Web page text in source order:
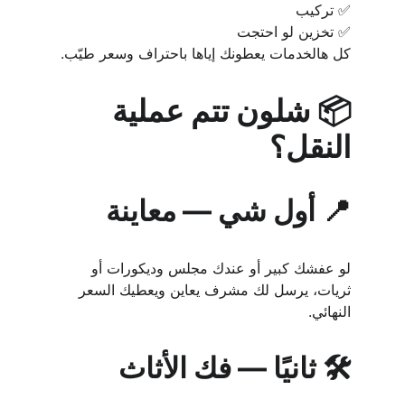
✅ تركيب
✅ تخزين لو احتجت
كل هالخدمات يعطونك إياها باحتراف وسعر طيّب.
📦 شلون تتم عملية
النقل؟
📍 أول شي — معاينة
لو عفشك كبير أو عندك مجلس وديكورات أو
ثريات، يرسل لك مشرف يعاين ويعطيك السعر
النهائي.
🛠️ ثانيًا — فك الأثاث